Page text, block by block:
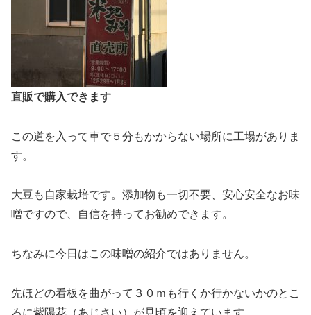
直販で購入できます
この道を入って車で５分もかからない場所に工場がありま
す。
大豆も自家栽培です。添加物も一切不要、安心安全なお味
噌ですので、自信を持ってお勧めできます。
ちなみに今日はこの味噌の紹介ではありません。
先ほどの看板を曲がって３０ｍも行くか行かないかのとこ
ろに紫陽花（あじさい）が見頃を迎えています。